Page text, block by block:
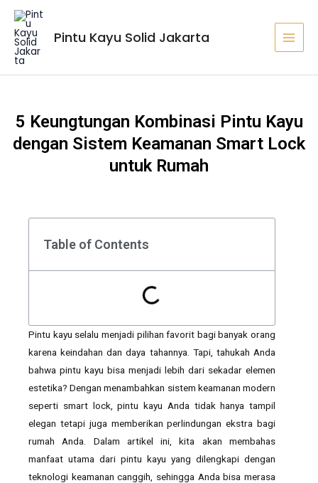
Lewati
konten
Pintu Kayu Solid Jakarta
5 Keungtungan Kombinasi Pintu Kayu
dengan Sistem Keamanan Smart Lock
untuk Rumah
Table of Contents
Pintu kayu selalu menjadi pilihan favorit bagi banyak orang
karena keindahan dan daya tahannya. Tapi, tahukah Anda
bahwa pintu kayu bisa menjadi lebih dari sekadar elemen
estetika? Dengan menambahkan sistem keamanan modern
seperti smart lock, pintu kayu Anda tidak hanya tampil
elegan tetapi juga memberikan perlindungan ekstra bagi
rumah Anda. Dalam artikel ini, kita akan membahas
manfaat utama dari pintu kayu yang dilengkapi dengan
teknologi keamanan canggih, sehingga Anda bisa merasa